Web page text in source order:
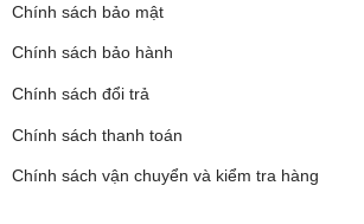
Chính sách bảo mật
Chính sách bảo hành
Chính sách đổi trả
Chính sách thanh toán
Chính sách vận chuyển và kiểm tra hàng